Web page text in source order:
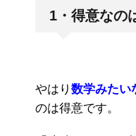
1・得意なの
やはり 数学みたい
のは得意です。